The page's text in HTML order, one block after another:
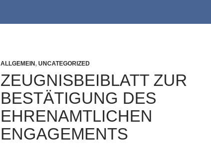
ALLGEMEIN , UNCATEGORIZED
ZEUGNISBEIBLATT ZUR
BESTÄTIGUNG DES
EHRENAMTLICHEN
ENGAGEMENTS